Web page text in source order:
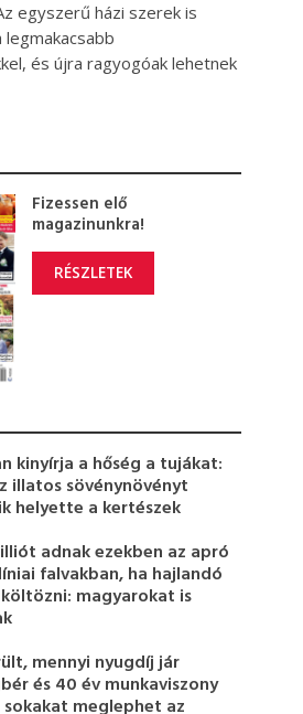
egyszerű házi szerek is
legmakacsabb
és újra ragyogóak lehetnek
Fizessen elő
magazinunkra!
RÉSZLETEK
kinyírja a hőség a tujákat:
illatos sövénynövényt
helyette a kertészek
adnak ezekben az apró
falvakban, ha hajlandó
magyarokat is
mennyi nyugdíj jár
és 40 év munkaviszony
meglephet az